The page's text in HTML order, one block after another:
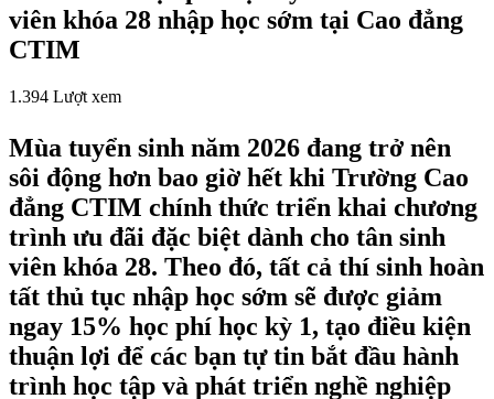
viên khóa 28 nhập học sớm tại Cao đẳng
CTIM
1.394 Lượt xem
Mùa tuyển sinh năm 2026 đang trở nên
sôi động hơn bao giờ hết khi Trường Cao
đẳng CTIM chính thức triển khai chương
trình ưu đãi đặc biệt dành cho tân sinh
viên khóa 28. Theo đó, tất cả thí sinh hoàn
tất thủ tục nhập học sớm sẽ được giảm
ngay 15% học phí học kỳ 1, tạo điều kiện
thuận lợi để các bạn tự tin bắt đầu hành
trình học tập và phát triển nghề nghiệp